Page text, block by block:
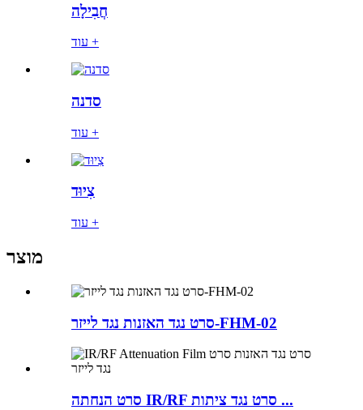
חֲבִילָה
עוד +
סדנה
עוד +
צִיוּד
עוד +
מוצר
סרט נגד האזנות נגד לייזר-FHM-02
סרט הנחתה IR/RF סרט נגד ציתות ...